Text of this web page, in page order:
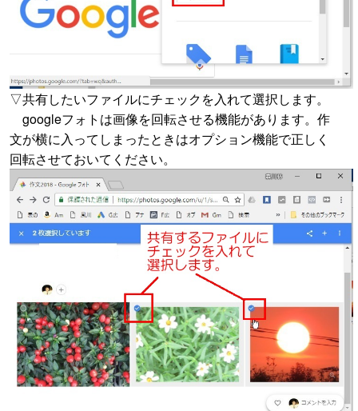
▽共有したいファイルにチェックを入れて選択します。
googleフォトは画像を回転させる機能があります。作
文が横に入ってしまったときはオプション機能で正しく
回転させておいてください。